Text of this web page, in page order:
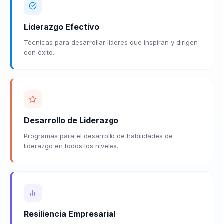
Liderazgo Efectivo
Técnicas para desarrollar líderes que inspiran y dirigen
con éxito.
Desarrollo de Liderazgo
Programas para el desarrollo de habilidades de
liderazgo en todos los niveles.
Resiliencia Empresarial